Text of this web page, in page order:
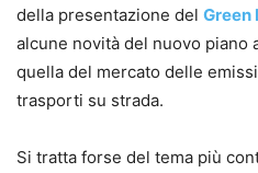
della presentazione del Green
alcune novità del nuovo piano
quella del mercato delle
trasporti su strada.
Si tratta forse del tema più